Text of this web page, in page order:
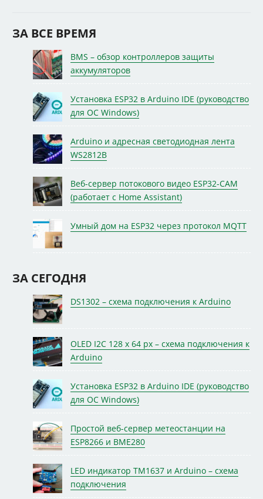
ЗА ВСЕ ВРЕМЯ
BMS – обзор контроллеров защиты
аккумуляторов
Установка ESP32 в Arduino IDE (руководство
для ОС Windows)
Arduino и адресная светодиодная лента
WS2812B
Веб-сервер потокового видео ESP32-CAM
(работает с Home Assistant)
Умный дом на ESP32 через протокол MQTT
ЗА СЕГОДНЯ
DS1302 – схема подключения к Arduino
OLED I2C 128 x 64 px – схема подключения к
Arduino
Установка ESP32 в Arduino IDE (руководство
для ОС Windows)
Простой веб-сервер метеостанции на
ESP8266 и BME280
LED индикатор TM1637 и Arduino – схема
подключения